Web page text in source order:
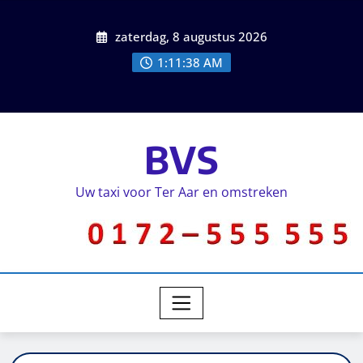
zaterdag, 8 augustus 2026
1:11:38 AM
BVS
Uw taxi voor Ter Aar en omstreken